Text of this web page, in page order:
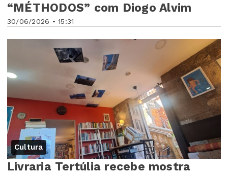
30/06/2026 • 15:31
“MÉTHODOS” com Diogo Alvim
Cultura
Livraria Tertúlia recebe mostra